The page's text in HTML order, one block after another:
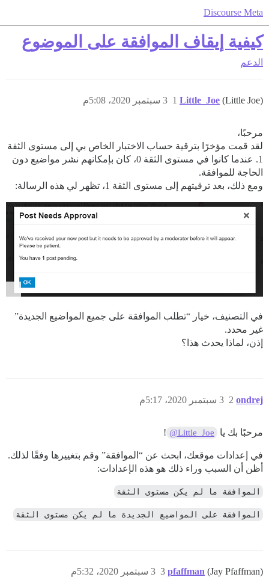
Discourse Meta
كيفية إيقاف الموافقة على الموضوع
الدعم
Little_Joe (Little Joe) 3 سبتمبر 2020، 5:08م 1
مرحبًا،
لقد قمت مؤخرًا بترقية حساب الاختبار الخاص بي إلى مستوى الثقة
1. عندما كانوا في مستوى الثقة 0، كان بإمكانهم نشر مواضيع دون
الحاجة للموافقة.
ومع ذلك، بعد ترقيتهم إلى مستوى الثقة 1، تظهر لي هذه الرسالة:
في التصنيف، خيار “تطلب الموافقة على جميع المواضيع الجديدة”
غير محدد.
إذن، لماذا يحدث هذا؟
ondrej 3 سبتمبر 2020، 5:17م 2
مرحبًا بك يا @Little_Joe
!
في إعدادات موقعك، ابحث عن “الموافقة” وقم بتغييرها وفقًا لذلك.
أظن أن السبب وراء ذلك هو هذه الإعدادات:
الموافقة ما لم يكن مستوى الثقة
الموافقة على المواضيع الجديدة ما لم يكن مستوى الثقة
pfaffman (Jay Pfaffman) 3 سبتمبر 2020، 5:32م 3